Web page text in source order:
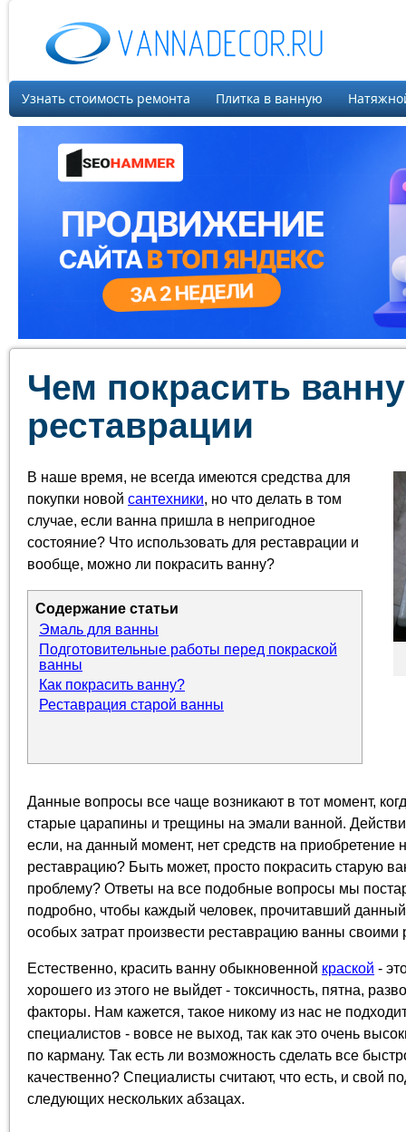
Узнать стоимость ремонта Плитка в ванную
Чем покрасить
реставрации
В наше время, не всегда имеются средства для
покупки новой сантехники, но что делать в том
случае, если ванна пришла в непригодное
состояние? Что использовать для реставрации и
вообще, можно ли покрасить ванну?
Содержание статьи
Эмаль для ванны
Подготовительные работы перед покраской
ванны
Как покрасить ванну?
Реставрация старой ванны
Данные вопросы все чаще возникают в тот момент,
старые царапины и трещины на эмали ванной.
если, на данный момент, нет средств на приобретение
реставрацию? Быть может, просто покрасить старую
проблему? Ответы на все подобные вопросы мы
подробно, чтобы каждый человек, прочитавший
особых затрат произвести реставрацию ванны своими
Естественно, красить ванну обыкновенной краской -
хорошего из этого не выйдет - токсичность, пятна,
факторы. Нам кажется, такое никому из нас не
специалистов - вовсе не выход, так как это очень
по карману. Так есть ли возможность сделать все
качественно? Специалисты считают, что есть, и свой
следующих нескольких абзацах.